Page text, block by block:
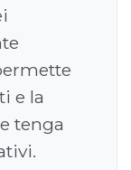
e la
tenga